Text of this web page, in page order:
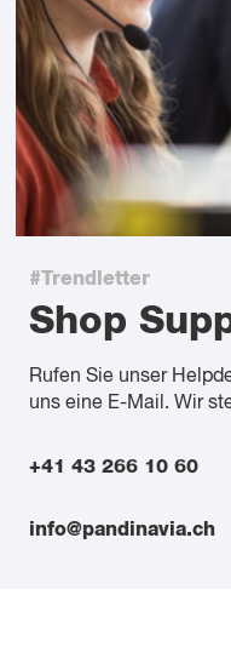
#Trendletter
Shop
Rufen Sie unser
uns eine E-Mail. Wir
+41 43 266 10 60
info@pandinavia.ch